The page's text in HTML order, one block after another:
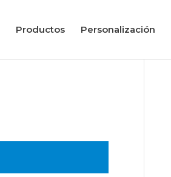
Productos Personalización